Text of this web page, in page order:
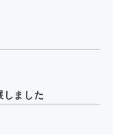
しました